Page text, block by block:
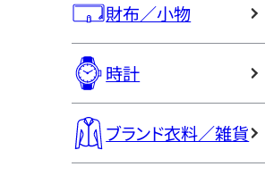
財布／小物
時計
ブランド衣料／雑貨